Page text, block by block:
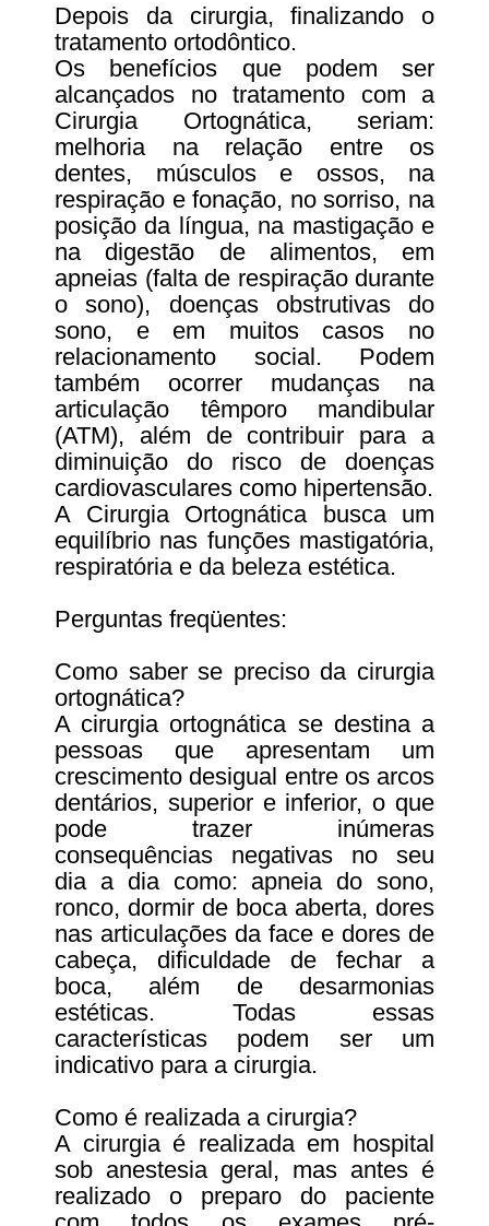
Depois da cirurgia, finalizando o
tratamento ortodôntico.
Os benefícios que podem ser
alcançados no tratamento com a
Cirurgia Ortognática, seriam:
melhoria na relação entre os
dentes, músculos e ossos, na
respiração e fonação, no sorriso, na
posição da língua, na mastigação e
na digestão de alimentos, em
apneias (falta de respiração durante
o sono), doenças obstrutivas do
sono, e em muitos casos no
relacionamento social. Podem
também ocorrer mudanças na
articulação têmporo mandibular
(ATM), além de contribuir para a
diminuição do risco de doenças
cardiovasculares como hipertensão.
A Cirurgia Ortognática busca um
equilíbrio nas funções mastigatória,
respiratória e da beleza estética.
Perguntas freqüentes:
Como saber se preciso da cirurgia
ortognática?
A cirurgia ortognática se destina a
pessoas que apresentam um
crescimento desigual entre os arcos
dentários, superior e inferior, o que
pode trazer inúmeras
consequências negativas no seu
dia a dia como: apneia do sono,
ronco, dormir de boca aberta, dores
nas articulações da face e dores de
cabeça, dificuldade de fechar a
boca, além de desarmonias
estéticas. Todas essas
características podem ser um
indicativo para a cirurgia.
Como é realizada a cirurgia?
A cirurgia é realizada em hospital
sob anestesia geral, mas antes é
realizado o preparo do paciente